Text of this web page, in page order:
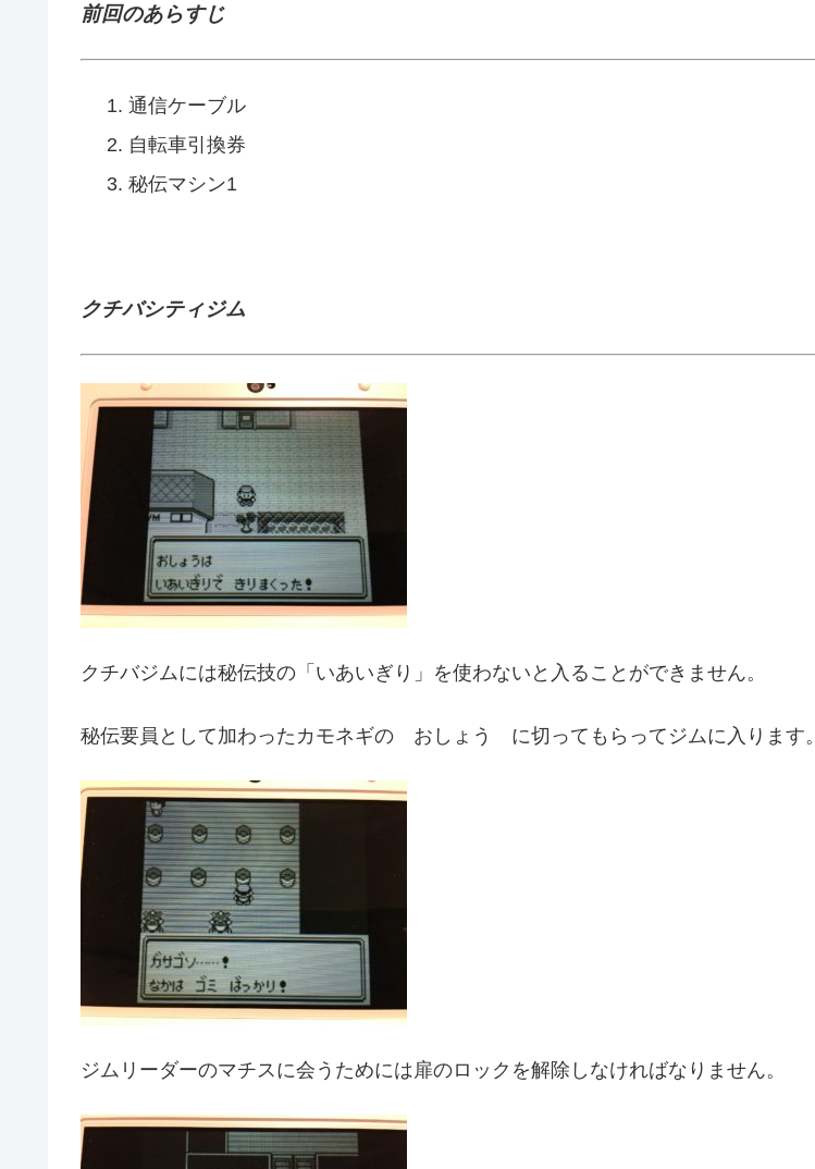
前回のあらすじ
通信ケーブル
自転車引換券
秘伝マシン1
クチバシティジム
クチバジムには秘伝技の「いあいぎり」を使わないと入ることができません。
秘伝要員として加わったカモネギの おしょう に切ってもらってジムに入ります。
ジムリーダーのマチスに会うためには扉のロックを解除しなければなりません。